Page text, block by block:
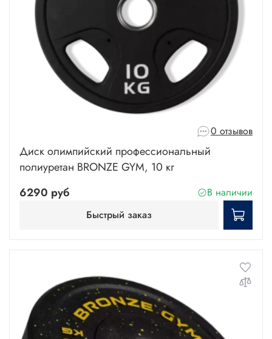
0 отзывов
Диск олимпийский профессиональный
полиуретан BRONZE GYM, 10 кг
6290 руб
В наличии
Быстрый заказ